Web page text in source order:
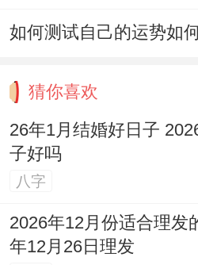
猜你喜欢
26年1月结婚好日子
子好吗
八字
2026年12月份适合理发
年12月26日理发